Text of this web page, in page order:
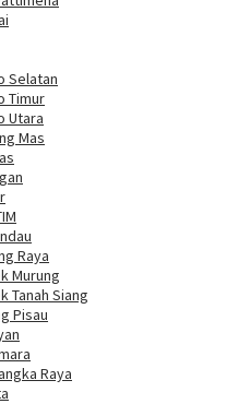
Selatan
Timur
Utara
Mas
Raya
Murung
Tanah Siang
Pisau
Raya